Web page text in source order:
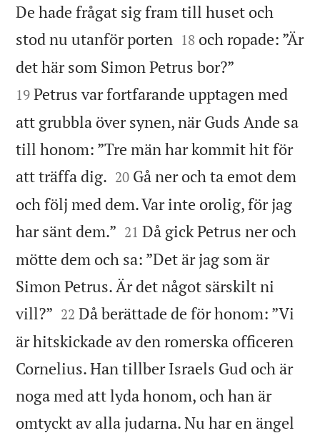
De hade frågat sig fram till huset och
stod nu utanför porten 

18 och ropade: ”Är
det här som Simon Petrus bor?”
19 Petrus var fortfarande upptagen med
att grubbla över synen, när Guds Ande sa
till honom: ”Tre män har kommit hit för
att träffa dig. 

20 Gå ner och ta emot dem
och följ med dem. Var inte orolig, för jag
har sänt dem.” 

21 Då gick Petrus ner och
mötte dem och sa: ”Det är jag som är
Simon Petrus. Är det något särskilt ni
vill?” 

22 Då berättade de för honom: ”Vi
är hitskickade av den romerska officeren
Cornelius. Han tillber Israels Gud och är
noga med att lyda honom, och han är
omtyckt av alla judarna. Nu har en ängel